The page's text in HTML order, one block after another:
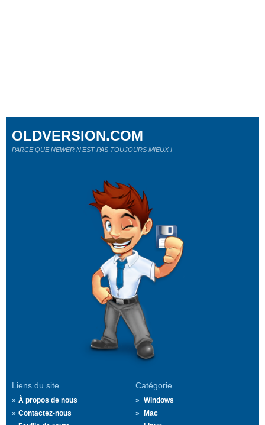
Liens du site
À propos de nous
Contactez-nous
Catégorie
Windows
Mac
OLDVERSION.COM
PARCE QUE NEWER N'EST PAS TOUJOURS MIEUX !